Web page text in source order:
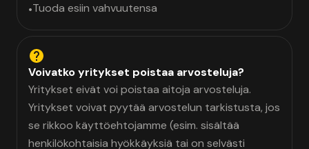
•Tuoda esiin vahvuutensa
Voivatko yritykset poistaa arvosteluja?
Yritykset eivät voi poistaa aitoja arvosteluja.
Yritykset voivat pyytää arvostelun tarkistusta, jos
se rikkoo käyttöehtojamme (esim. sisältää
henkilökohtaisia hyökkäyksiä tai on selvästi